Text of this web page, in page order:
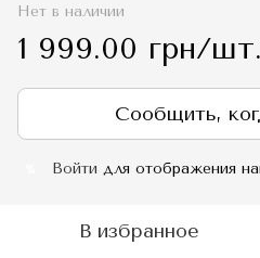
Нет в наличии
1 999.00 грн/шт.
Сообщить,
Войти для отображения
В избранное